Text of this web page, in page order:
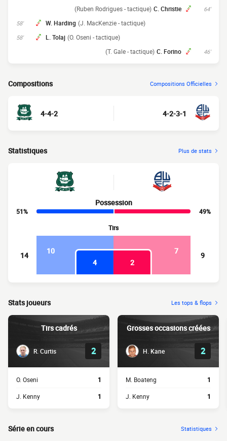
64'
C. Christie
(Ruben Rodrigues - tactique)
58' W. Harding (J. MacKenzie - tactique)
58' L. Tolaj (O. Oseni - tactique)
46'
C. Forino
(T. Gale - tactique)
Compositions Compositions Officielles
4-4-2 4-2-3-1
Statistiques Plus de stats
Possession
51%
49%
Tirs
14 10
7
4
2
9
Stats joueurs Les tops & flops
Tirs cadrés
R. Curtis 2
O. Oseni 1
J. Kenny 1
Grosses occasions créées
H. Kane 2
M. Boateng 1
J. Kenny 1
Série en cours Statistiques